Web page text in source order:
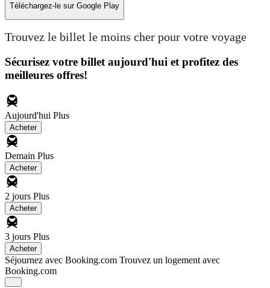
Téléchargez-le sur Google Play
Trouvez le billet le moins cher pour votre voyage
Sécurisez votre billet aujourd'hui et profitez des
meilleures offres!
Aujourd'hui Plus
Acheter
Demain Plus
Acheter
2 jours Plus
Acheter
3 jours Plus
Acheter
Séjournez avec Booking.com Trouvez un logement avec
Booking.com